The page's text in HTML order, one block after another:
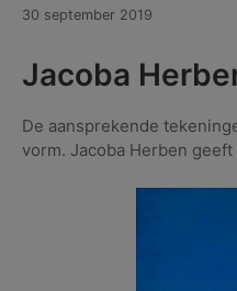
30 september 2019
2021
Jacoba
De aansprekende
vorm. Jacoba Herben